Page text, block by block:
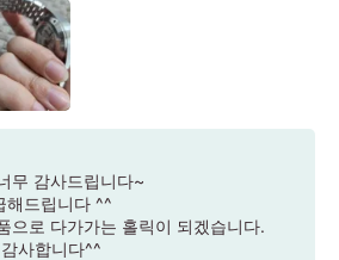
무 감사드립니다~
해드립니다 ^^
으로 다가가는 홀릭이 되겠습니다.
사합니다^^